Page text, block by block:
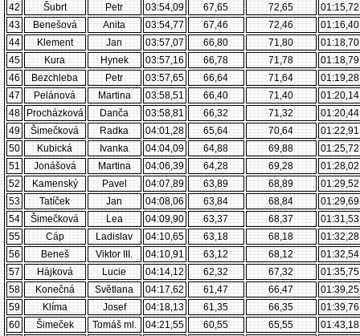
42
Šubrt Petr 03:54,09 67,65 72,65
01:15,72
43
Benešová Anita 03:54,77 67,46 72,46
01:16,40
44
Klement Jan 03:57,07 66,80 71,80
01:18,70
45
Kura Hynek 03:57,16 66,78 71,78
01:18,79
46
Bezchleba Petr 03:57,65 66,64 71,64
01:19,28
47
Pelánová Martina 03:58,51 66,40 71,40
01:20,14
48
Procházková Danča 03:58,81 66,32 71,32
01:20,44
49
Šimečková Radka 04:01,28 65,64 70,64
01:22,91
50
Kubická Ivanka 04:04,09 64,88 69,88
01:25,72
51
Jonášová Martina 04:06,39 64,28 69,28
01:28,02
52
Kamenský Pavel 04:07,89 63,89 68,89
01:29,52
53
Tatíček Jan 04:08,06 63,84 68,84
01:29,69
54
Šimečková Lea 04:09,90 63,37 68,37
01:31,53
55
Cáp Ladislav 04:10,65 63,18 68,18
01:32,28
56
Beneš Viktor III. 04:10,91 63,12 68,12
01:32,54
57
Hájková Lucie 04:14,12 62,32 67,32
01:35,75
58
Konečná Světlana 04:17,62 61,47 66,47
01:39,25
59
Klíma Josef 04:18,13 61,35 66,35
01:39,76
60
Šimeček Tomáš ml. 04:21,55 60,55 65,55
01:43,18